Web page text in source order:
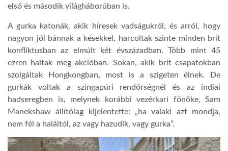
első és második világháborúban is.
A gurka katonák, akik híresek vadságukról, és arról, hogy
nagyon jól bánnak a késekkel, harcoltak szinte minden brit
konfliktusban az elmúlt két évszázadban. Több mint 45
ezren haltak meg akcióban. Sokan, akik brit csapatokban
szolgáltak Hongkongban, most is a szigeten élnek. De
gurkák voltak a szingapúri rendőrségnél és az indiai
hadseregben is, melynek korábbi vezérkari főnöke, Sam
Manekshaw állítólag kijelentette: „ha valaki azt mondja,
nem fél a haláltól, az vagy hazudik, vagy gurka”.